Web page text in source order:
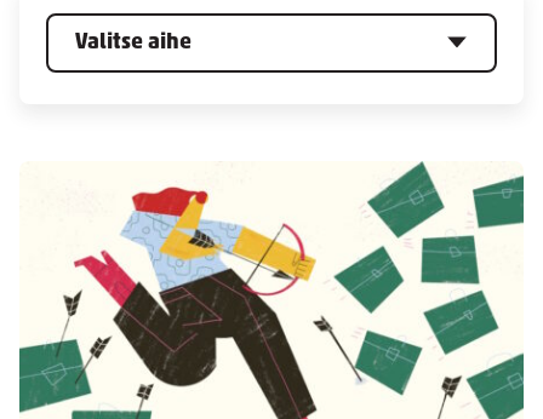
Valitse aihe